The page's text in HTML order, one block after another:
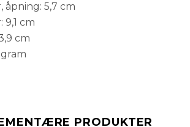
åpning: 5,7 cm
9,1 cm
cm
PRODUKTER